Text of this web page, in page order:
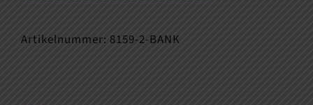
Artikelnummer: 8159-2-BANK